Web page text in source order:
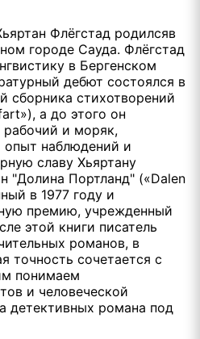
Флёгстад родилсяв
городе Сауда. Флёгстад
в Бергенском
дебют состоялся в
сборника стихотворений
а до этого он
рабочий и моряк,
опыт наблюдений и
славу Хьяртану
"Долина Портланд" («Dalen
в 1977 году и
премию, учрежденный
этой книги писатель
романов, в
точность сочетается с
понимаем
и человеческой
детективных романа под